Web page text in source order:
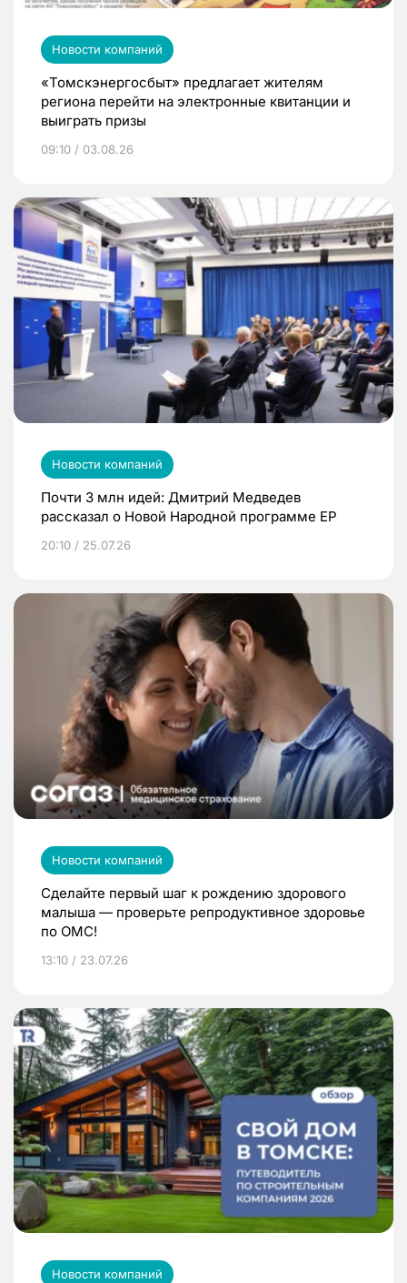
Новости компаний
«Томскэнергосбыт» предлагает жителям
региона перейти на электронные квитанции и
выиграть призы
09:10 / 03.08.26
Новости компаний
Почти 3 млн идей: Дмитрий Медведев
рассказал о Новой Народной программе ЕР
20:10 / 25.07.26
Новости компаний
Сделайте первый шаг к рождению здорового
малыша — проверьте репродуктивное здоровье
по ОМС!
13:10 / 23.07.26
Новости компаний